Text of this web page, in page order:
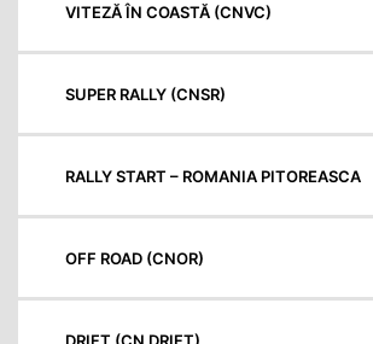
VITEZĂ ÎN COASTĂ (CNVC)
SUPER RALLY (CNSR)
RALLY START – ROMANIA PITOREASCA
OFF ROAD (CNOR)
DRIFT (CN DRIFT)